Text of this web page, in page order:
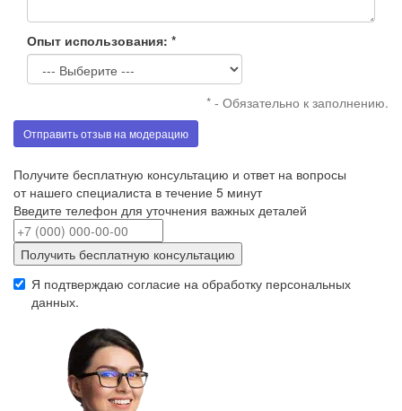
Опыт использования: *
* - Обязательно к заполнению.
Отправить отзыв на модерацию
Получите бесплатную консультацию и ответ на вопросы
от нашего специалиста в течение 5 минут
Введите телефон для уточнения важных деталей
Получить бесплатную консультацию
Я подтверждаю согласие на обработку персональных
данных.